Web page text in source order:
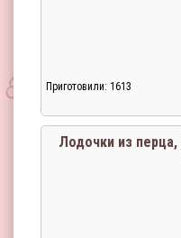
Приготовили: 1613
Лодочки из